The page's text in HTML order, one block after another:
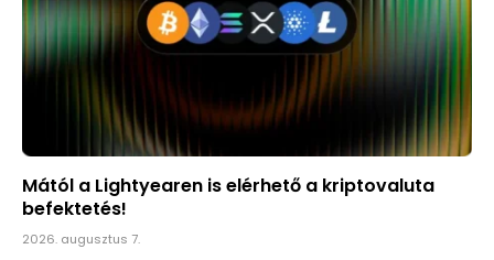
Mától a Lightyearen is elérhető a kriptovaluta
befektetés!
2026. augusztus 7.